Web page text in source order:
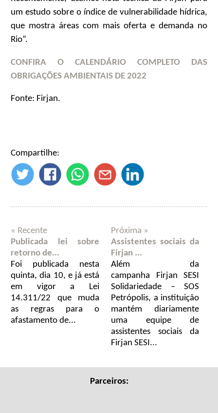
um estudo sobre o índice de vulnerabilidade hídrica,
que mostra áreas com mais oferta e demanda no
Rio”.
CONFIRA O CALENDÁRIO COMPLETO DAS
OBRIGAÇÕES AMBIENTAIS DE 2022
Fonte: Firjan.
Compartilhe:
« Recente
Publicada lei sobre
retorno de...
Foi publicada nesta
quinta, dia 10, e já está
em vigor a Lei
14.311/22 que muda
as regras para o
afastamento de...
Próxima »
Assistentes sociais da
Firjan ...
Além da
campanha Firjan SESI
Solidariedade – SOS
Petrópolis, a instituição
mantém diariamente
uma equipe de
assistentes sociais da
Firjan SESI...
Parceiros: